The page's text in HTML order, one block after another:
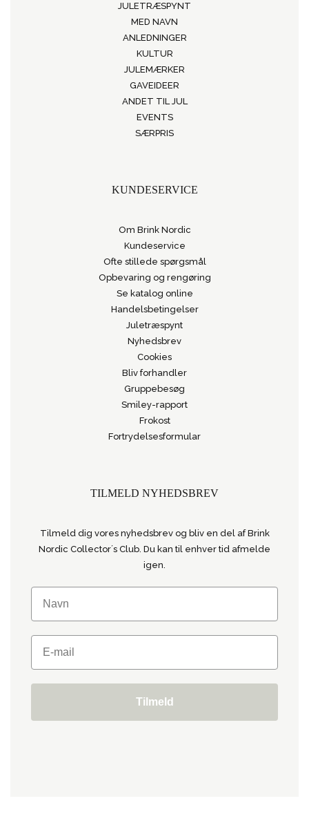
JULETRÆSPYNT
MED NAVN
ANLEDNINGER
KULTUR
JULEMÆRKER
GAVEIDEER
ANDET TIL JUL
EVENTS
SÆRPRIS
KUNDESERVICE
Om Brink Nordic
Kundeservice
Ofte stillede spørgsmål
Opbevaring og rengøring
Se katalog online
Handelsbetingelser
Juletræspynt
Nyhedsbrev
Cookies
Bliv forhandler
Gruppebesøg
Smiley-rapport
Frokost
Fortrydelsesformular
TILMELD NYHEDSBREV
Tilmeld dig vores nyhedsbrev og bliv en del af Brink
Nordic Collector´s Club. Du kan til enhver tid afmelde
igen.
Tilmeld